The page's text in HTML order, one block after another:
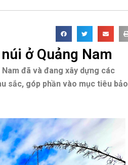
o
e
ở Quảng Nam
đã và đang xây dựng các
sắc, góp phần vào mục tiêu bảo